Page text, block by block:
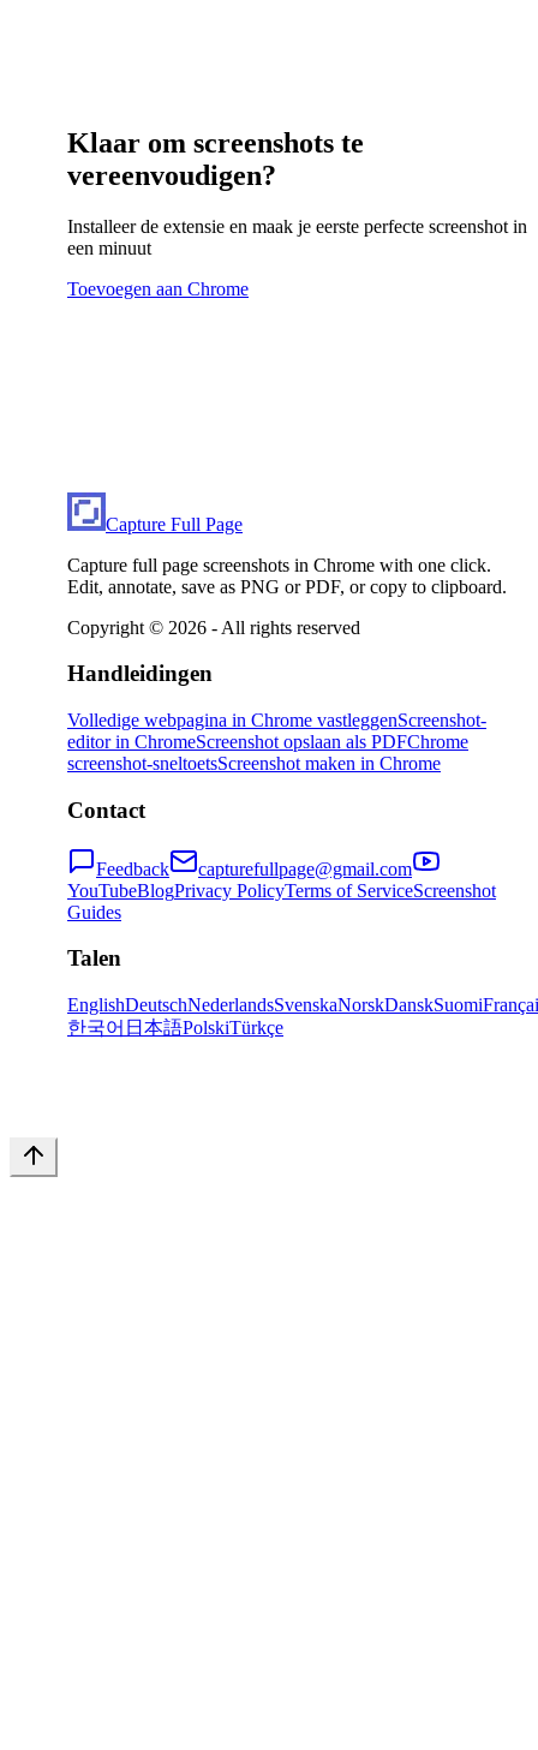
Klaar om screenshots te
vereenvoudigen?
Installeer de extensie en maak je eerste perfecte screenshot in
een minuut
Toevoegen aan Chrome
Capture Full Page
Capture full page screenshots in Chrome with one click.
Edit, annotate, save as PNG or PDF, or copy to clipboard.
Copyright © 2026 - All rights reserved
Handleidingen
Volledige webpagina in Chrome vastleggenScreenshot-
editor in ChromeScreenshot opslaan als PDFChrome
screenshot-sneltoetsScreenshot maken in Chrome
Contact
Feedback
capturefullpage@gmail.com
YouTubeBlogPrivacy PolicyTerms of ServiceScreenshot
Guides
Talen
EnglishDeutschNederlandsSvenskaNorskDanskSuomi
한국어 日本語PolskiTürkçe